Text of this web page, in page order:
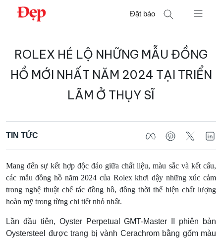
Chuyển
Đặt báo
kiếm
cho:
ROLEX HÉ LỘ NHỮNG MẪU ĐỒNG
HỒ MỚI NHẤT NĂM 2024 TẠI TRIỂN
LÃM Ở THỤY SĨ
TIN TỨC
Mang đến sự kết hợp độc đáo giữa chất liệu, màu sắc và kết cấu,
các mẫu đồng hồ năm 2024 của Rolex khơi dậy những xúc cảm
trong nghệ thuật chế tác đồng hồ, đồng thời thể hiện chất lượng
hoàn mỹ trong từng chi tiết nhỏ nhất.
Lần đầu tiên, Oyster Perpetual GMT-Master II phiên bản
Oystersteel được trang bị vành Cerachrom bằng gốm màu